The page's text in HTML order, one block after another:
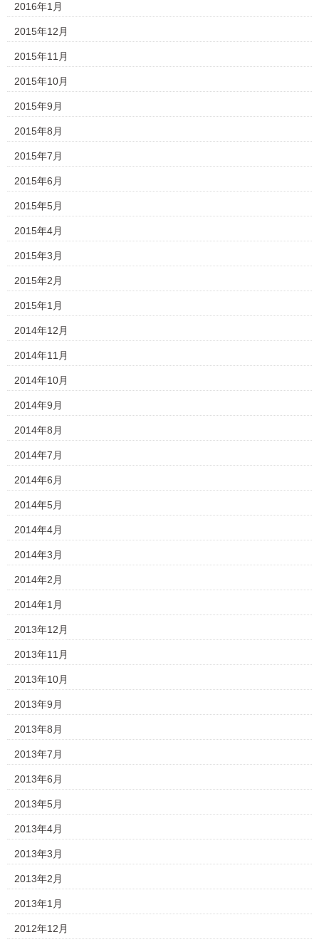
2016年1月
2015年12月
2015年11月
2015年10月
2015年9月
2015年8月
2015年7月
2015年6月
2015年5月
2015年4月
2015年3月
2015年2月
2015年1月
2014年12月
2014年11月
2014年10月
2014年9月
2014年8月
2014年7月
2014年6月
2014年5月
2014年4月
2014年3月
2014年2月
2014年1月
2013年12月
2013年11月
2013年10月
2013年9月
2013年8月
2013年7月
2013年6月
2013年5月
2013年4月
2013年3月
2013年2月
2013年1月
2012年12月